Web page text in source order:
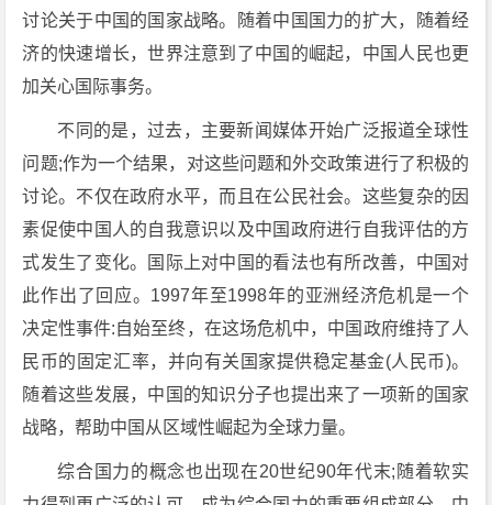
讨论关于中国的国家战略。随着中国国力的扩大，随着经
济的快速增长，世界注意到了中国的崛起，中国人民也更
加关心国际事务。
不同的是，过去，主要新闻媒体开始广泛报道全球性
问题;作为一个结果，对这些问题和外交政策进行了积极的
讨论。不仅在政府水平，而且在公民社会。这些复杂的因
素促使中国人的自我意识以及中国政府进行自我评估的方
式发生了变化。国际上对中国的看法也有所改善，中国对
此作出了回应。1997年至1998年的亚洲经济危机是一个
决定性事件:自始至终，在这场危机中，中国政府维持了人
民币的固定汇率，并向有关国家提供稳定基金(人民币)。
随着这些发展，中国的知识分子也提出来了一项新的国家
战略，帮助中国从区域性崛起为全球力量。
综合国力的概念也出现在20世纪90年代末;随着软实